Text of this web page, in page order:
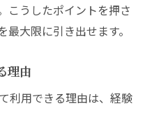
こうしたポイントを押さ
大限に引き出せます。
理由
利用できる理由は、経験